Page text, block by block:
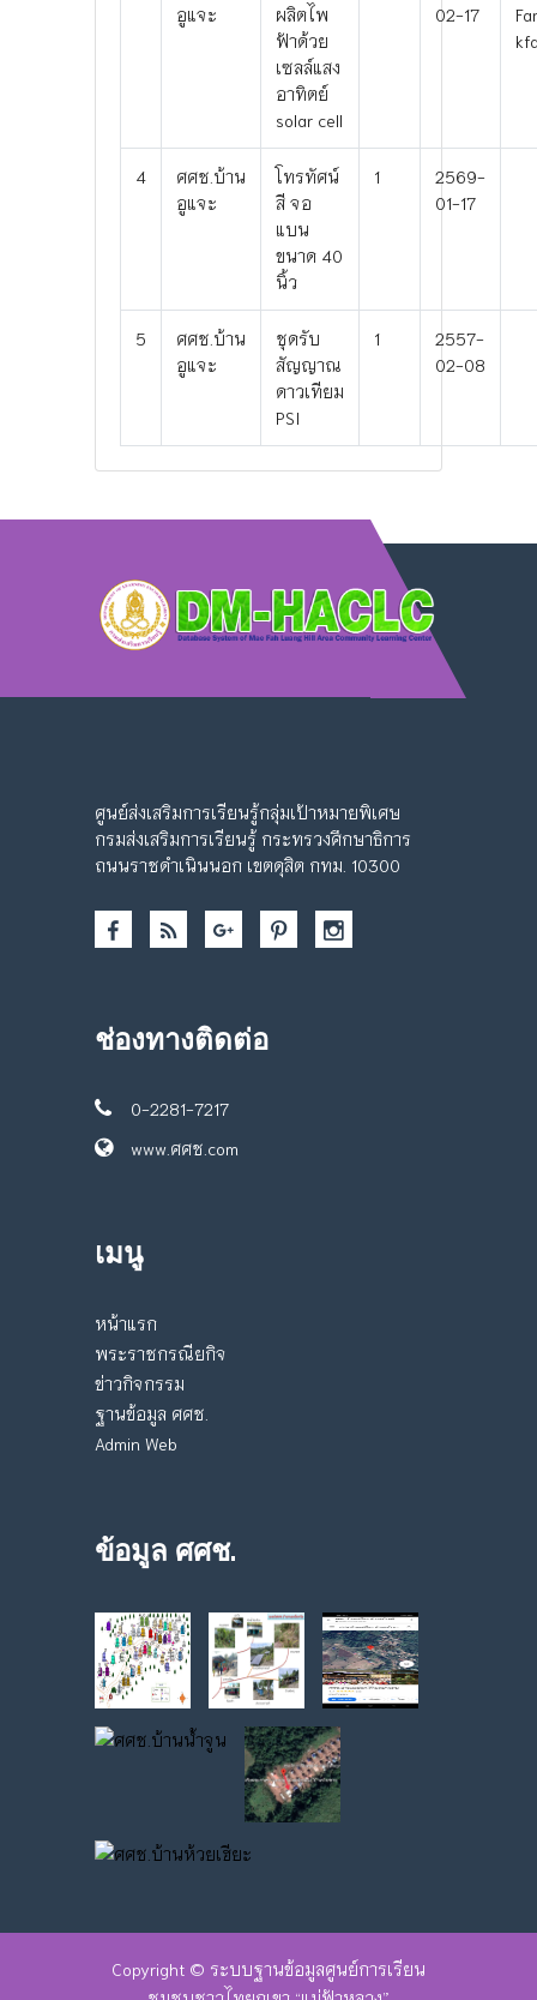
อูแจะ
ผลิตไพ
ฟ้าด้วย
เซลล์แสง
อาทิตย์
solar cell
02-17
4
ศศช.บ้าน
อูแจะ
โทรทัศน์
สี จอ
แบน
ขนาด 40
นิ้ว
1
2569-
01-17
5
ศศช.บ้าน
อูแจะ
ชุดรับ
สัญญาณ
ดาวเทียม
PSI
1
2557-
02-08
ศูนย์ส่งเสริมการเรียนรู้กลุ่มเป้าหมายพิเศษ
กรมส่งเสริมการเรียนรู้ กระทรวงศึกษาธิการ
ถนนราชดำเนินนอก เขตดุสิต กทม. 10300
ช่องทางติดต่อ
0-2281-7217
www.ศศช.com
เมนู
หน้าแรก
พระราชกรณียกิจ
ข่าวกิจกรรม
ฐานข้อมูล ศศช.
Admin Web
ข้อมูล ศศช.
Copyright © ระบบฐานข้อมูลศูนย์การเรียน